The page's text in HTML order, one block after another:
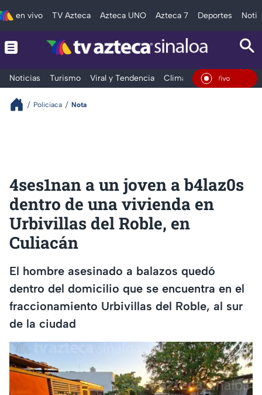
en vivo TV Azteca Azteca UNO Azteca 7 Deportes
Noticias Turismo Viral y Tendencia Clima Deportes
En Vivo
Policiaca Nota
4ses1nan a un joven a b4laz0s
dentro de una vivienda en
Urbivillas del Roble, en
Culiacán
El hombre asesinado a balazos quedó
dentro del domicilio que se encuentra en el
fraccionamiento Urbivillas del Roble, al sur
de la ciudad